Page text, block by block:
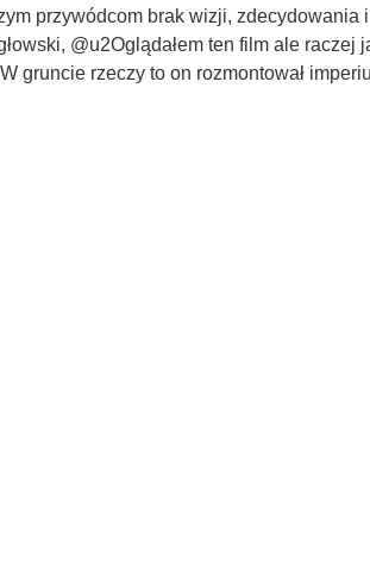
przywódcom brak wizji, zdecydowania
, @u2Oglądałem ten film ale
gruncie rzeczy to on rozmontował